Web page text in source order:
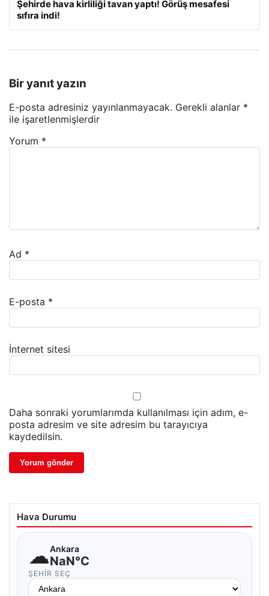
Şehirde hava kirliliği tavan yaptı! Görüş mesafesi
sıfıra indi!
Bir yanıt yazın
E-posta adresiniz yayınlanmayacak. Gerekli alanlar *
ile işaretlenmişlerdir
Yorum *
Ad *
E-posta *
İnternet sitesi
Daha sonraki yorumlarımda kullanılması için adım, e-
posta adresim ve site adresim bu tarayıcıya
kaydedilsin.
Hava Durumu
☁Ankara
NaN°C
ŞEHIR SEÇ